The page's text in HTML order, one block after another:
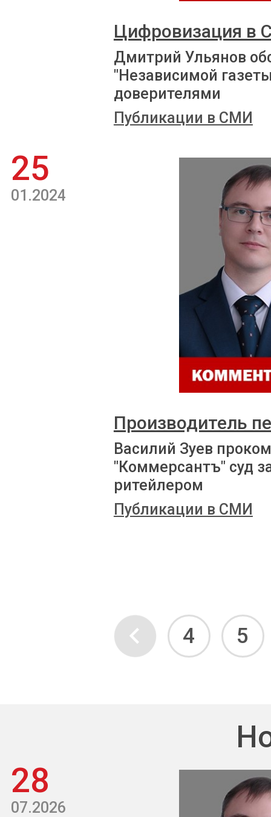
Цифровизация в
Дмитрий Ульянов
"Независимой
доверителями
Публикации в СМИ
25
01.2024
Производитель
Василий Зуев
"Коммерсантъ" суд
ритейлером
Публикации в СМИ
4 5
28
07.2026